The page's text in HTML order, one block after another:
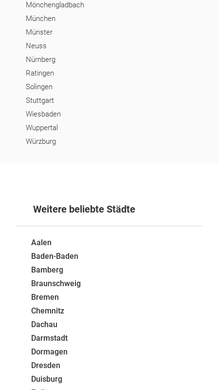
Mönchengladbach
München
Münster
Neuss
Nürnberg
Ratingen
Solingen
Stuttgart
Wiesbaden
Wuppertal
Würzburg
Weitere beliebte Städte
Aalen
Baden-Baden
Bamberg
Braunschweig
Bremen
Chemnitz
Dachau
Darmstadt
Dormagen
Dresden
Duisburg